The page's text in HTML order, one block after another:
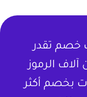
خصم تقدر
الرموز
بخصم أكثر